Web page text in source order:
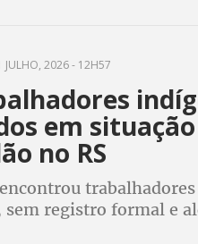
JULHO, 2026 - 12H57
em
no RS
sem registro formal e